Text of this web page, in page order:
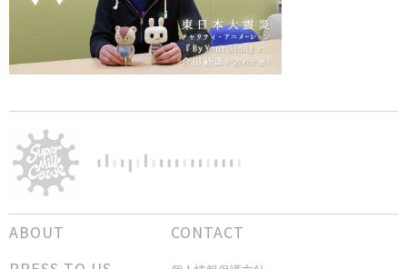
ABOUT
CONTACT